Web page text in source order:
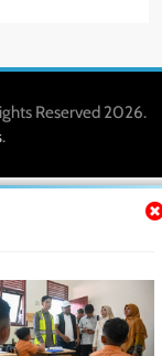
Reserved 2026.
.